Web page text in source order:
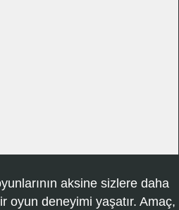
aksine sizlere daha
oyun deneyimi yaşatır. Amaç,